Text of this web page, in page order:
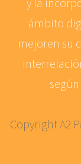
ámbito
mejoren su
Copyright A2